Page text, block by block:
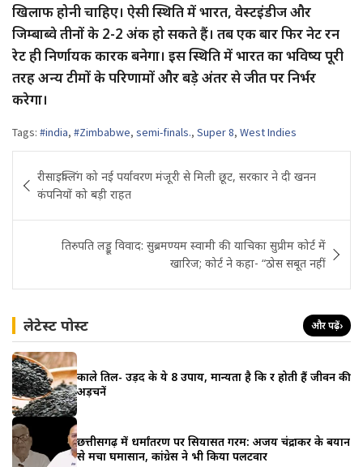
खिलाफ होनी चाहिए। ऐसी स्थिति में भारत, वेस्टइंडीज और
जिम्बाब्वे तीनों के 2-2 अंक हो सकते हैं। तब एक बार फिर नेट रन
रेट ही निर्णायक कारक बनेगा। इस स्थिति में भारत का भविष्य पूरी
तरह अन्य टीमों के परिणामों और बड़े अंतर से जीत पर निर्भर
करेगा।
Tags: #india, #Zimbabwe, semi-finals., Super 8, West Indies
navigation
रीसाइक्लिंग को नई पर्यावरण मंजूरी से मिली छूट, सरकार ने दी खनन
कंपनियों को बड़ी राहत
तिरुपति लड्डू विवाद: सुब्रमण्यम स्वामी की याचिका सुप्रीम कोर्ट में
खारिज; कोर्ट ने कहा- “ठोस सबूत नहीं
लेटेस्ट पोस्ट और पढ़ें›
काले तिल- उड़द के ये 8 उपाय, मान्यता है कि दूर होती हैं जीवन की
अड़चनें
छत्तीसगढ़ में धर्मांतरण पर सियासत गरम: अजय चंद्राकर के बयान
से मचा घमासान, कांग्रेस ने भी किया पलटवार